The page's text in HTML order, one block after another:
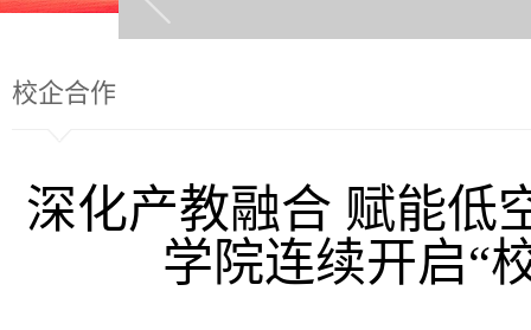
校企合作
深化产教融合 赋能
学院连续开启“